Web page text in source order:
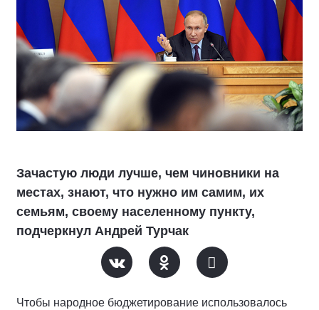
Зачастую люди лучше, чем чиновники на
местах, знают, что нужно им самим, их
семьям, своему населенному пункту,
подчеркнул Андрей Турчак
Чтобы народное бюджетирование использовалось